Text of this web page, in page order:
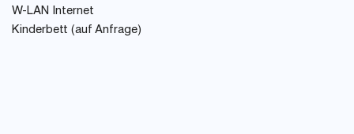
W-LAN Internet
Kinderbett (auf Anfrage)